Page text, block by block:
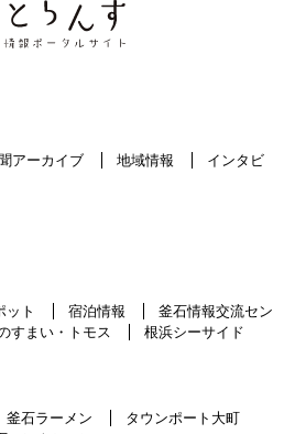
アーカイブ 地域情報
インタビ
ット 宿泊情報
釜石情報交流セン
すまい・トモス
根浜シーサイド
釜石ラーメン
タウンポート大町